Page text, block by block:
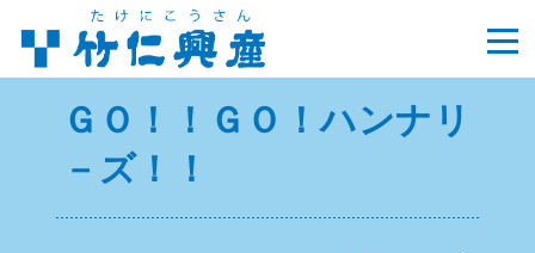
ＧＯ！！ＧＯ！ハンナリ
－ズ！！